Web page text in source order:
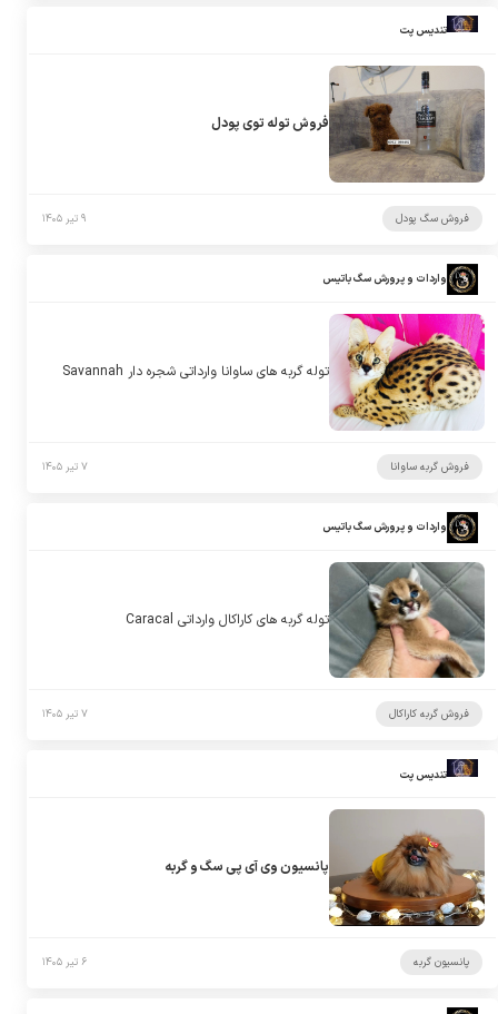
تندیس پت
فروش توله توی پودل
فروش سگ پودل ۹ تیر ۱۴۰۵
واردات و پرورش سگ باتیس
توله گربه های ساوانا وارداتی شجره دار Savannah
فروش گربه ساوانا ۷ تیر ۱۴۰۵
واردات و پرورش سگ باتیس
توله گربه های کاراکال وارداتی Caracal
فروش گربه کاراکال ۷ تیر ۱۴۰۵
تندیس پت
پانسیون وی آی پی سگ و گربه
پانسیون گربه ۶ تیر ۱۴۰۵